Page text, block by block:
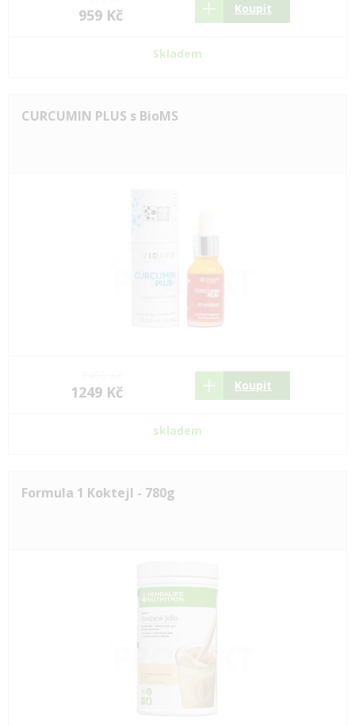
959 Kč Koupit
Skladem
CURCUMIN PLUS s BioMS
1249 Kč Koupit
skladem
Formula 1 Koktejl - 780g